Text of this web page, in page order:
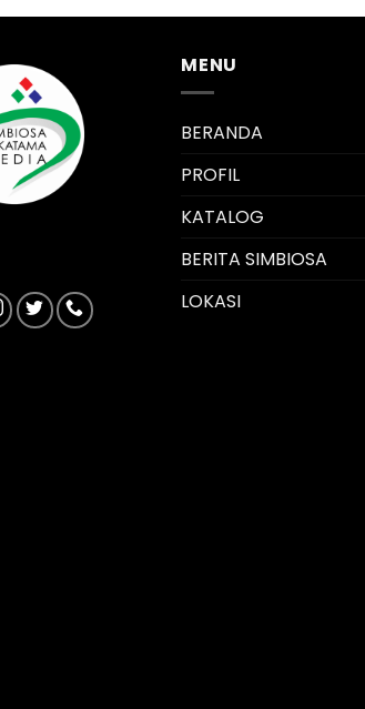
MENU
BERANDA
PROFIL
KATALOG
BERITA SIMBIOSA
LOKASI